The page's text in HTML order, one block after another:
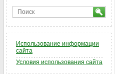
Использование информации
сайта
Условия использования сайта